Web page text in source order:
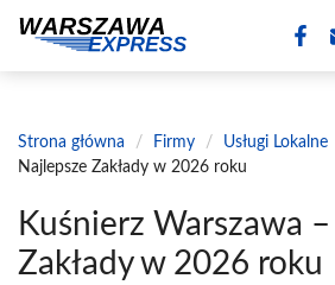
treści
Strona główna / Firmy / Usługi Lokalne
Najlepsze Zakłady w 2026 roku
Kuśnierz Warszawa
Zakłady w 2026 roku